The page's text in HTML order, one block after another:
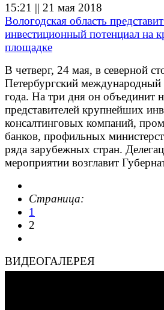
15:21 || 21 мая 2018
Вологодская область
инвестиционный потенциал на
площадке
В четверг, 24 мая, в северной
Петербургский
года. На три дня он объединит
представителей крупнейших
консалтинговых компаний,
банков, профильных
ряда зарубежных стран.
мероприятии возглавит
Страница:
1
2
ВИДЕОГАЛЕРЕЯ